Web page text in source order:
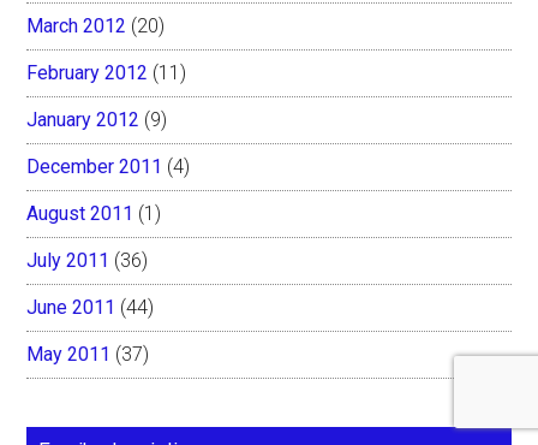
March 2012 (20)
February 2012 (11)
January 2012 (9)
December 2011 (4)
August 2011 (1)
July 2011 (36)
June 2011 (44)
May 2011 (37)